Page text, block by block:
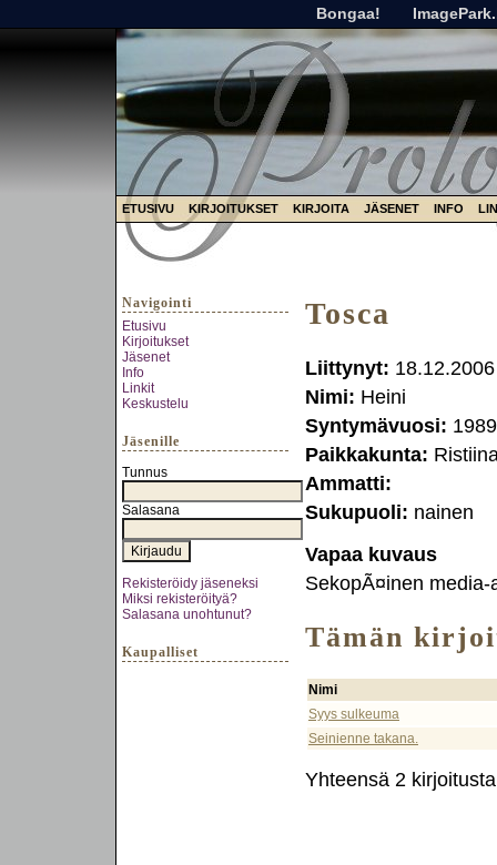
Bongaa!
ETUSIVU KIRJOITUKSET KIRJOITA JÄSENET INFO
Navigointi
Etusivu
Kirjoitukset
Jäsenet
Info
Linkit
Keskustelu
Jäsenille
Tunnus
Salasana
Rekisteröidy jäseneksi
Miksi rekisteröityä?
Salasana unohtunut?
Kaupalliset
Tosca
Liittynyt:
Nimi: Heini
Syntymävuosi: 1989
Paikkakunta:
Ammatti:
Sukupuoli: nainen
Vapaa kuvaus
SekopÃ¤inen
Tämän
Nimi
Syys sulkeuma
Seinienne takana.
Yhteensä 2 kirjoitusta